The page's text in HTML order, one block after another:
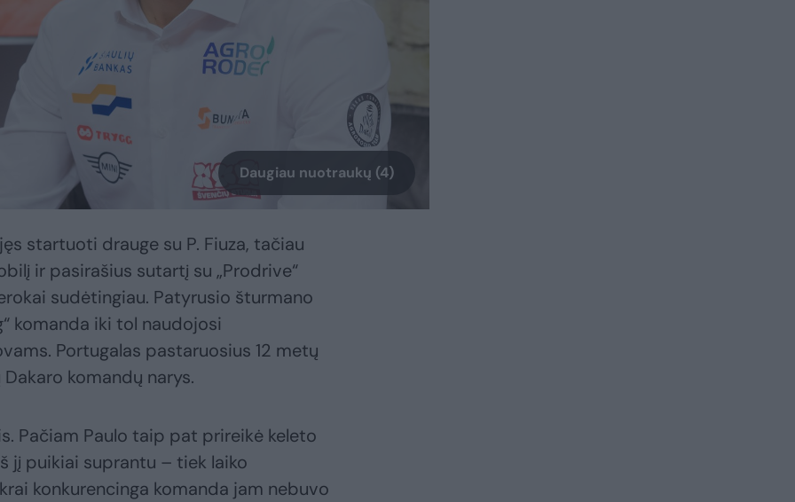
Daugiau nuotraukų (4)
startuoti drauge su P. Fiuza, tačiau
ir pasirašius sutartį su „Prodrive“
sudėtingiau. Patyrusio šturmano
komanda iki tol naudojosi
Portugalas pastaruosius 12 metų
komandų narys.
Pačiam Paulo taip pat prireikė keleto
jį puikiai suprantu – tiek laiko
konkurencinga komanda jam nebuvo